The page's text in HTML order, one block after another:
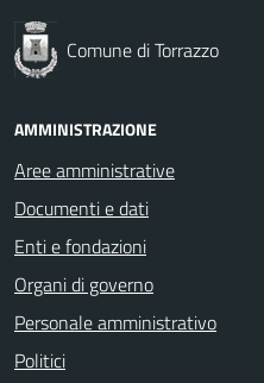
Comune di Torrazzo
AMMINISTRAZIONE
Aree amministrative
Documenti e dati
Enti e fondazioni
Organi di governo
Personale amministrativo
Politici